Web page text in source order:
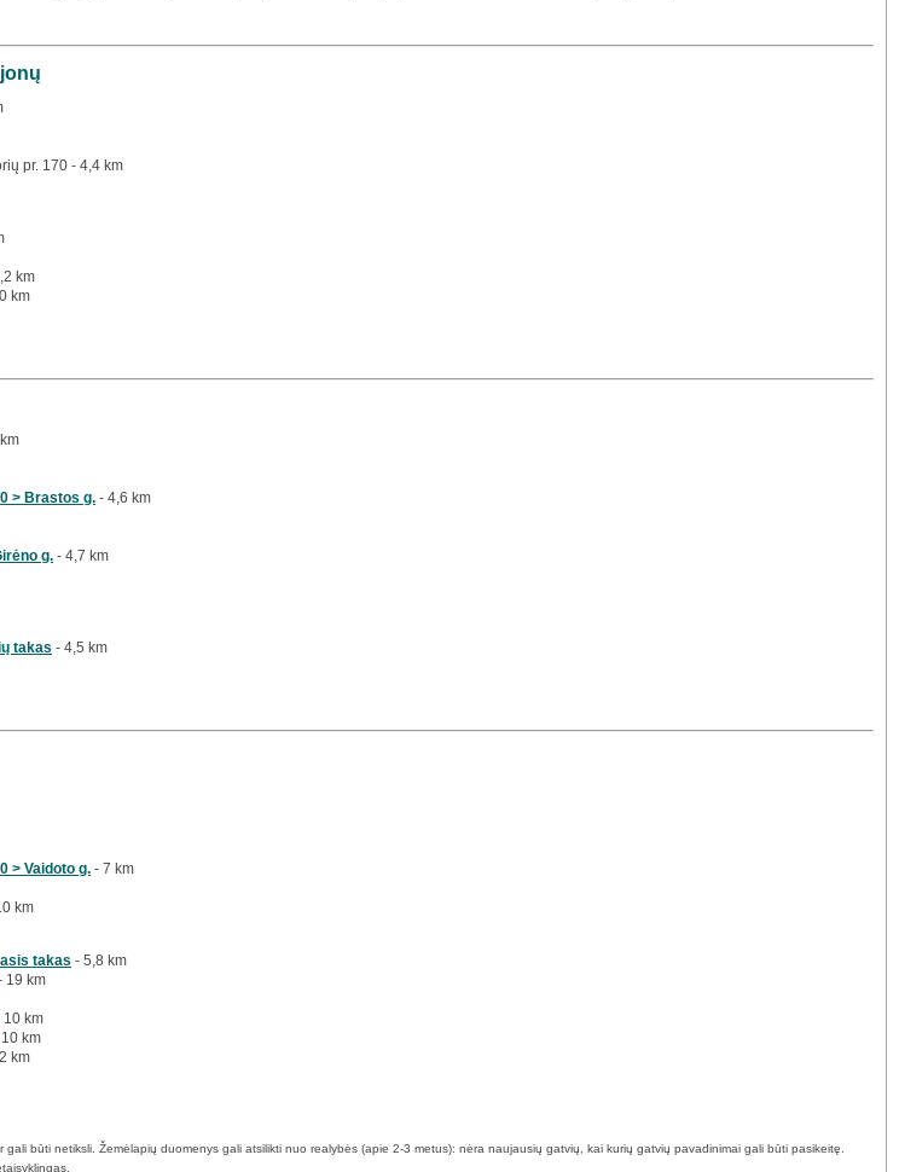
pr. 170 - 4,4 km
km
km
> Brastos g. - 4,6 km
g. - 4,7 km
takas - 4,5 km
> Vaidoto g. - 7 km
km
takas - 5,8 km
19 km
10 km
km
km
būti netiksli. Žemėlapių duomenys gali atsilikti nuo realybės (apie 2-3 metus): nėra naujausių gatvių, kai kurių gatvių pavadinimai gali būti pasikeitę.